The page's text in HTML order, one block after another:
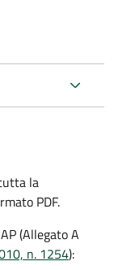
la
PDF.
(Allegato A
n. 1254):